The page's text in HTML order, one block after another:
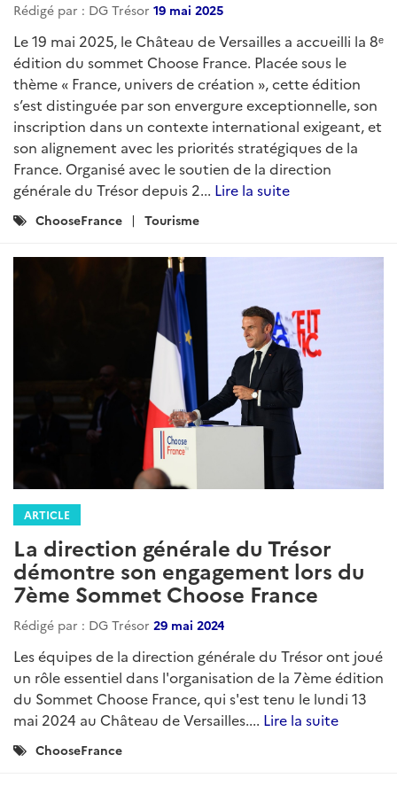
Rédigé par : DG Trésor 19 mai 2025
Le 19 mai 2025, le Château de Versailles a accueilli la 8ᵉ
édition du sommet Choose France. Placée sous le
thème « France, univers de création », cette édition
s’est distinguée par son envergure exceptionnelle, son
inscription dans un contexte international exigeant, et
son alignement avec les priorités stratégiques de la
France. Organisé avec le soutien de la direction
générale du Trésor depuis 2... Lire la suite
Catégories
ChooseFrance Tourisme
ARTICLE
La direction générale du Trésor
démontre son engagement lors du
7ème Sommet Choose France
Rédigé par : DG Trésor 29 mai 2024
Les équipes de la direction générale du Trésor ont joué
un rôle essentiel dans l'organisation de la 7ème édition
du Sommet Choose France, qui s'est tenu le lundi 13
mai 2024 au Château de Versailles.... Lire la suite
Catégories
ChooseFrance